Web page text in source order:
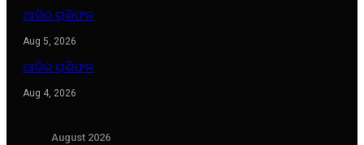
ଆଜିର ରାଶିଫଳ
Aug 5, 2026
ଆଜିର ରାଶିଫଳ
Aug 4, 2026
August 2026